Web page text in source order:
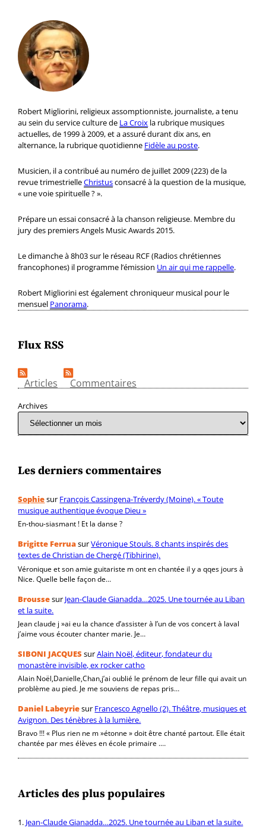
Robert Migliorini, religieux assomptionniste, journaliste, a tenu
au sein du service culture de La Croix la rubrique musiques
actuelles, de 1999 à 2009, et a assuré durant dix ans, en
alternance, la rubrique quotidienne Fidèle au poste.
Musicien, il a contribué au numéro de juillet 2009 (223) de la
revue trimestrielleChristusconsacré à la question de la musique,
« une voie spirituelle ? ».
Prépare un essai consacré à la chanson religieuse. Membre du
jury des premiers Angels Music Awards 2015.
Le dimanche à 8h03 sur le réseau RCF (Radios chrétiennes
francophones) il programme l’émission Un air qui me rappelle.
Robert Migliorini est également chroniqueur musical pour le
mensuel Panorama.
Flux RSS
Articles Commentaires
Archives
Les derniers commentaires
Sophiesur François Cassingena-Tréverdy (Moine). « Toute
musique authentique évoque Dieu »
En-thou-siasmant ! Et la danse ?
Brigitte FerruasurVéronique Stouls. 8 chants inspirés des
textes de Christian de Chergé (Tibhirine).
Véronique et son amie guitariste m ont en chantée il y a qqes jours à
Nice. Quelle belle façon de…
Broussesur Jean-Claude Gianadda…2025. Une tournée au Liban
et la suite.
Jean claude j »ai eu la chance d’assister à l’un de vos concert à laval
j’aime vous écouter chanter marie. Je…
SIBONI JACQUES surAlain Noël, éditeur, fondateur du
monastère invisible, ex rocker catho
Alain Noël,Danielle,Chan,j’ai oublié le prénom de leur fille qui avait un
problème au pied. Je me souviens de repas pris…
Daniel Labeyriesur Francesco Agnello (2). Théâtre, musiques et
Avignon. Des ténèbres à la lumière.
Bravo !!! « Plus rien ne m »étonne » doit être chanté partout. Elle était
chantée par mes élèves en école primaire .…
Articles des plus populaires
Jean-Claude Gianadda…2025. Une tournée au Liban et la suite.